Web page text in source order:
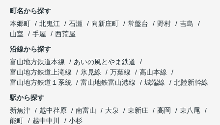
町名から探す
本郷町
北鬼江 石瀬 向新庄町 常盤台 野村
吉島
山室
手屋
西荒屋
沿線から探す
富山地方鉄道本線
あいの風とやま鉄道
富山地方鉄道上滝線
氷見線 万葉線
高山本線
富山地方鉄道１系統
富山地鉄富山港線 城端線
北陸新幹線
駅から探す
新魚津
越中荏原 南富山 大泉 東新庄 高岡
東八尾
能町
越中中川 小杉